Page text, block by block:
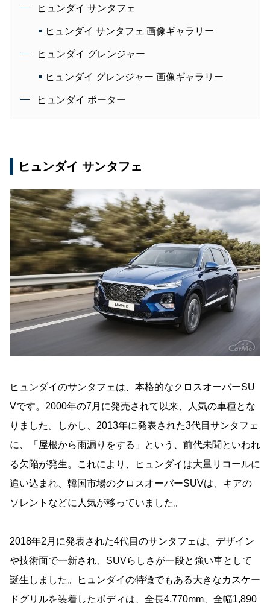
ヒュンダイ サンタフェ
ヒュンダイ サンタフェ 画像ギャラリー
ヒュンダイ グレンジャー
ヒュンダイ グレンジャー 画像ギャラリー
ヒュンダイ ポーター
ヒュンダイ サンタフェ
ヒュンダイのサンタフェは、本格的なクロスオーバーSU
Vです。2000年の7月に発売されて以来、人気の車種とな
りました。しかし、2013年に発表された3代目サンタフェ
に、「屋根から雨漏りをする」という、前代未聞といわれ
る欠陥が発生。これにより、ヒュンダイは大量リコールに
追い込まれ、韓国市場のクロスオーバーSUVは、キアの
ソレントなどに人気が移っていました。
2018年2月に発表された4代目のサンタフェは、デザイン
や技術面で一新され、SUVらしさが一段と強い車として
誕生しました。ヒュンダイの特徴でもある大きなカスケー
ドグリルを装着したボディは、全長4,770mm、全幅1,890